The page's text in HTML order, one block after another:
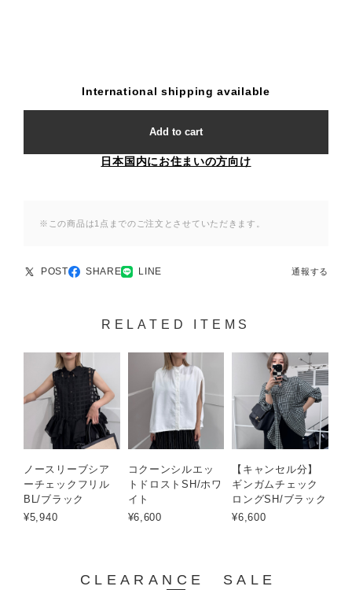
International shipping available
Add to cart
日本国内にお住まいの方向け
※この商品は1点までのご注文とさせていただきます。
POST SHARE LINE 通報する
RELATED ITEMS
ノースリーブシア
ーチェックフリル
BL/ブラック
¥5,940
コクーンシルエッ
トドロストSH/ホワ
イト
¥6,600
【キャンセル分】
ギンガムチェック
ロングSH/ブラック
¥6,600
CLEARANCE SALE